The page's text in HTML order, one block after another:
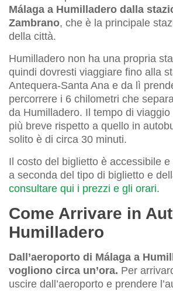
Málaga a Humilladero dalla
Zambrano, che è la principale
della città.
Humilladero non ha una propria
quindi dovresti viaggiare fino alla
Antequera-Santa Ana e da lì
percorrere i 6 chilometri che
da Humilladero. Il tempo di
più breve rispetto a quello in
solito è di circa 30 minuti.
Il costo del biglietto è accessibile
a seconda del tipo di biglietto e
consultare qui i prezzi e gli orari.
Come Arrivare in
Humilladero
Dall’aeroporto di Málaga a
vogliono circa un’ora. Per
uscire dall’aeroporto e prendere